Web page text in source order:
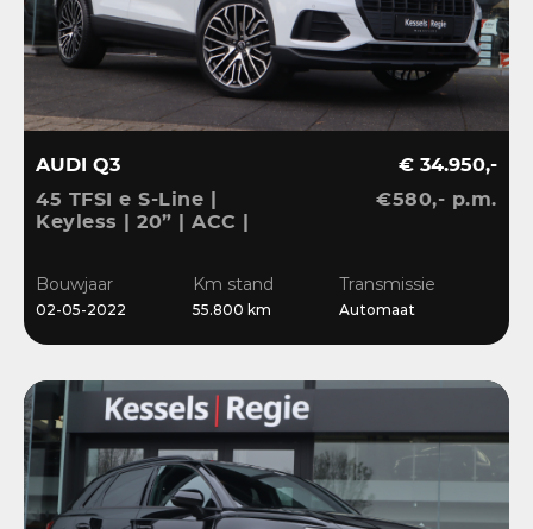
AUDI Q3
45 TFSI e S-Line |
Keyless | 20” | ACC |
€ 34.950,-
€580,- p.m.
Bouwjaar
02-05-2022
Km stand
55.800 km
Transmissie
Automaat